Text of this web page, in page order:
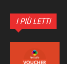
I PIÙ LETTI